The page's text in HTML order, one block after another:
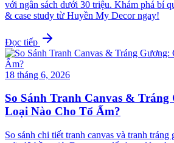
với ngân sách dưới 30 triệu. Khám phá bí
& case study từ Huyền My Decor ngay!
Đọc tiếp
18 tháng 6, 2026
So Sánh Tranh Canvas & Tráng
Loại Nào Cho Tổ Ấm?
So sánh chi tiết tranh canvas và tranh